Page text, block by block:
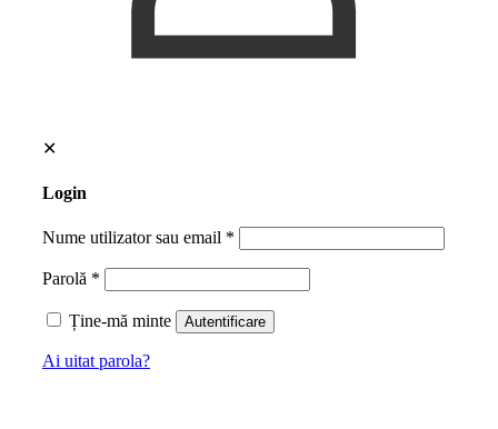
✕
Login
Nume utilizator sau email *
Parolă *
Ține-mă minte Autentificare
Ai uitat parola?